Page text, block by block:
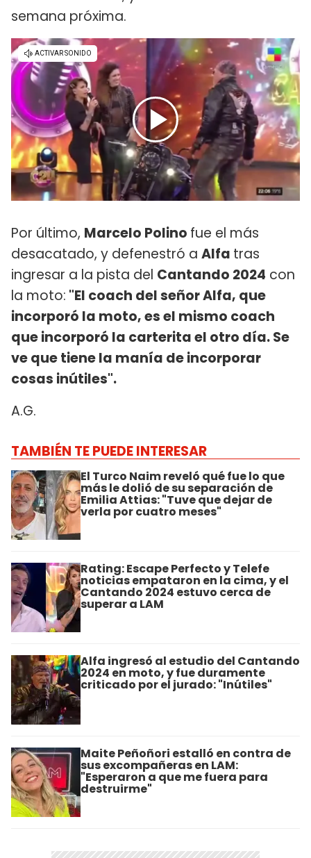
semana próxima.
Por último, Marcelo Polino fue el más
desacatado, y defenestró a Alfa tras
ingresar a la pista del Cantando 2024 con
la moto: "El coach del señor Alfa, que
incorporó la moto, es el mismo coach
que incorporó la carterita el otro día. Se
ve que tiene la manía de incorporar
cosas inútiles".
A.G.
TAMBIÉN TE PUEDE INTERESAR
El Turco Naim reveló qué fue lo que
más le dolió de su separación de
Emilia Attias: "Tuve que dejar de
verla por cuatro meses"
Rating: Escape Perfecto y Telefe
noticias empataron en la cima, y el
Cantando 2024 estuvo cerca de
superar a LAM
Alfa ingresó al estudio del Cantando
2024 en moto, y fue duramente
criticado por el jurado: "Inútiles"
Maite Peñoñori estalló en contra de
sus excompañeras en LAM:
"Esperaron a que me fuera para
destruirme"